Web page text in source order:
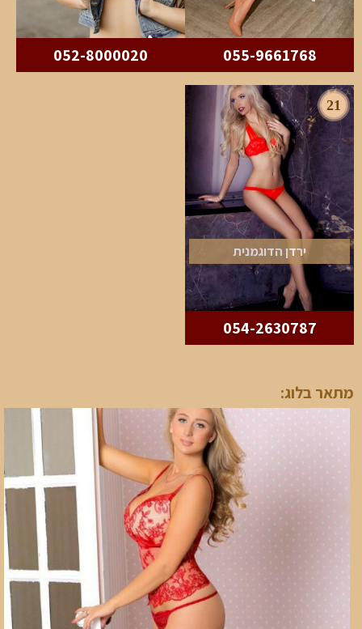
055-9661768
052-8000020
21
ירדן הדוגמנית
054-2630787
מתאר בלוג: